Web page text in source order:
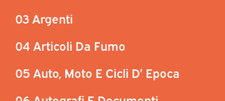
03 Argenti
04 Articoli Da Fumo
05 Auto, Moto E Cicli D’ Epoca